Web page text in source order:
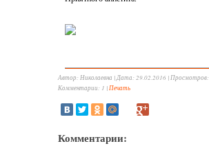
Автор: Николаевна | Дата: 29.02.2016 | Просмотров:
Комментарии: 1 |Печать
Комментарии: